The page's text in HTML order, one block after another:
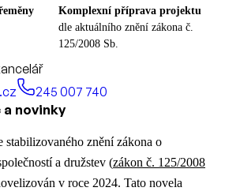
Komplexní příprava projektu
dle aktuálního znění zákona č.
125/2008 Sb.
245 007 740
novinky
stabilizovaného znění zákona o
a družstev (zákon č. 125/2008
v roce 2024. Tato novela